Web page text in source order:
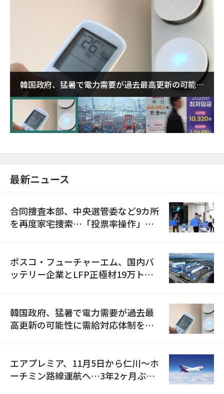
韓国政府、猛暑で電力需要が過去最高更新の可能性
に需給対応体制を点検
最新ニュース
合同捜査本部、中央選管委など9カ所
を再度家宅捜索…「投票率操作」の
ポスコ・フューチャーエム、国内バ
ッテリー企業とLFP正極材19万トン
韓国政府、猛暑で電力需要が過去最
高更新の可能性に需給対応体制を点
エアプレミア、11月5日から仁川〜ホ
ーチミン路線運航へ…3年2ヶ月ぶり